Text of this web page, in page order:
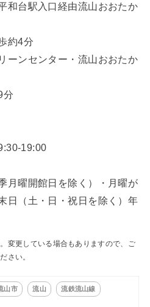
台駅入口経由流山おおたか
約4分
ンセンター・流山おおたか
分
19:00
月曜開館日を除く）・月曜が
日（土・日・祝日を除く）年
変更している場合もありますので、ご
さい。
山市 流山 流鉄流山線